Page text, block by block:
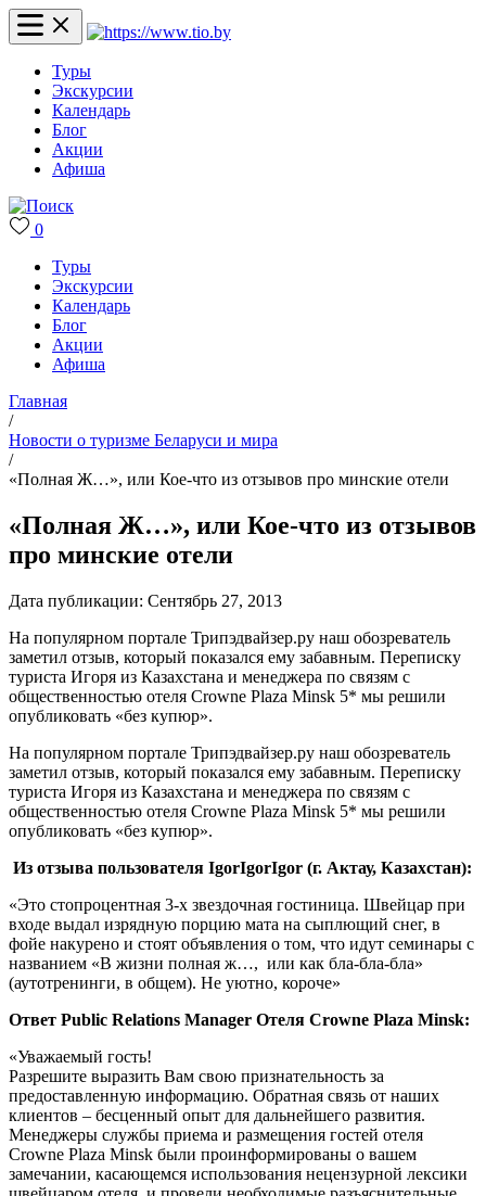
Туры
Экскурсии
Календарь
Блог
Акции
Афиша
0
Туры
Экскурсии
Календарь
Блог
Акции
Афиша
Главная
/
Новости о туризме Беларуси и мира
/
«Полная Ж…», или Кое-что из отзывов про минские отели
«Полная Ж…», или Кое-что из отзывов
про минские отели
Дата публикации: Сентябрь 27, 2013
На популярном портале Трипэдвайзер.ру наш обозреватель
заметил отзыв, который показался ему забавным. Переписку
туриста Игоря из Казахстана и менеджера по связям с
общественностью отеля Crowne Plaza Minsk 5* мы решили
опубликовать «без купюр».
На популярном портале Трипэдвайзер.ру наш обозреватель
заметил отзыв, который показался ему забавным. Переписку
туриста Игоря из Казахстана и менеджера по связям с
общественностью отеля Crowne Plaza Minsk 5* мы решили
опубликовать «без купюр».
Из отзыва пользователя IgorIgorIgor (г. Актау, Казахстан):
«Это стопроцентная 3-х звездочная гостиница. Швейцар при
входе выдал изрядную порцию мата на сыплющий снег, в
фойе накурено и стоят объявления о том, что идут семинары с
названием «В жизни полная ж…, или как бла-бла-бла»
(аутотренинги, в общем). Не уютно, короче»
Ответ Public Relations Manager Отеля Crowne Plaza Minsk:
«Уважаемый гость!
Разрешите выразить Вам свою признательность за
предоставленную информацию. Обратная связь от наших
клиентов – бесценный опыт для дальнейшего развития.
Менеджеры службы приема и размещения гостей отеля
Crowne Plaza Minsk были проинформированы о вашем
замечании, касающемся использования нецензурной лексики